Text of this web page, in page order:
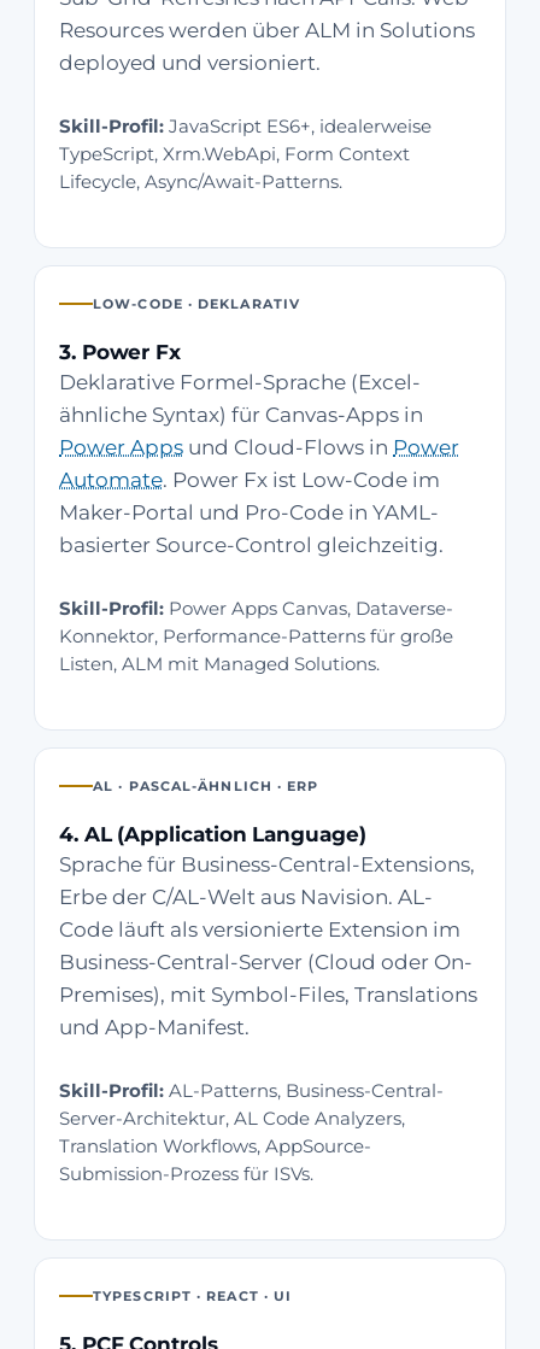
Resources werden über ALM in Solutions
deployed und versioniert.
Skill-Profil: JavaScript ES6+, idealerweise
TypeScript, Xrm.WebApi, Form Context
Lifecycle, Async/Await-Patterns.
LOW-CODE · DEKLARATIV
3. Power Fx
Deklarative Formel-Sprache (Excel-
ähnliche Syntax) für Canvas-Apps in
Power Apps und Cloud-Flows in Power
Automate. Power Fx ist Low-Code im
Maker-Portal und Pro-Code in YAML-
basierter Source-Control gleichzeitig.
Skill-Profil: Power Apps Canvas, Dataverse-
Konnektor, Performance-Patterns für große
Listen, ALM mit Managed Solutions.
AL · PASCAL-ÄHNLICH · ERP
4. AL (Application Language)
Sprache für Business-Central-Extensions,
Erbe der C/AL-Welt aus Navision. AL-
Code läuft als versionierte Extension im
Business-Central-Server (Cloud oder On-
Premises), mit Symbol-Files, Translations
und App-Manifest.
Skill-Profil: AL-Patterns, Business-Central-
Server-Architektur, AL Code Analyzers,
Translation Workflows, AppSource-
Submission-Prozess für ISVs.
TYPESCRIPT · REACT · UI
5. PCF Controls